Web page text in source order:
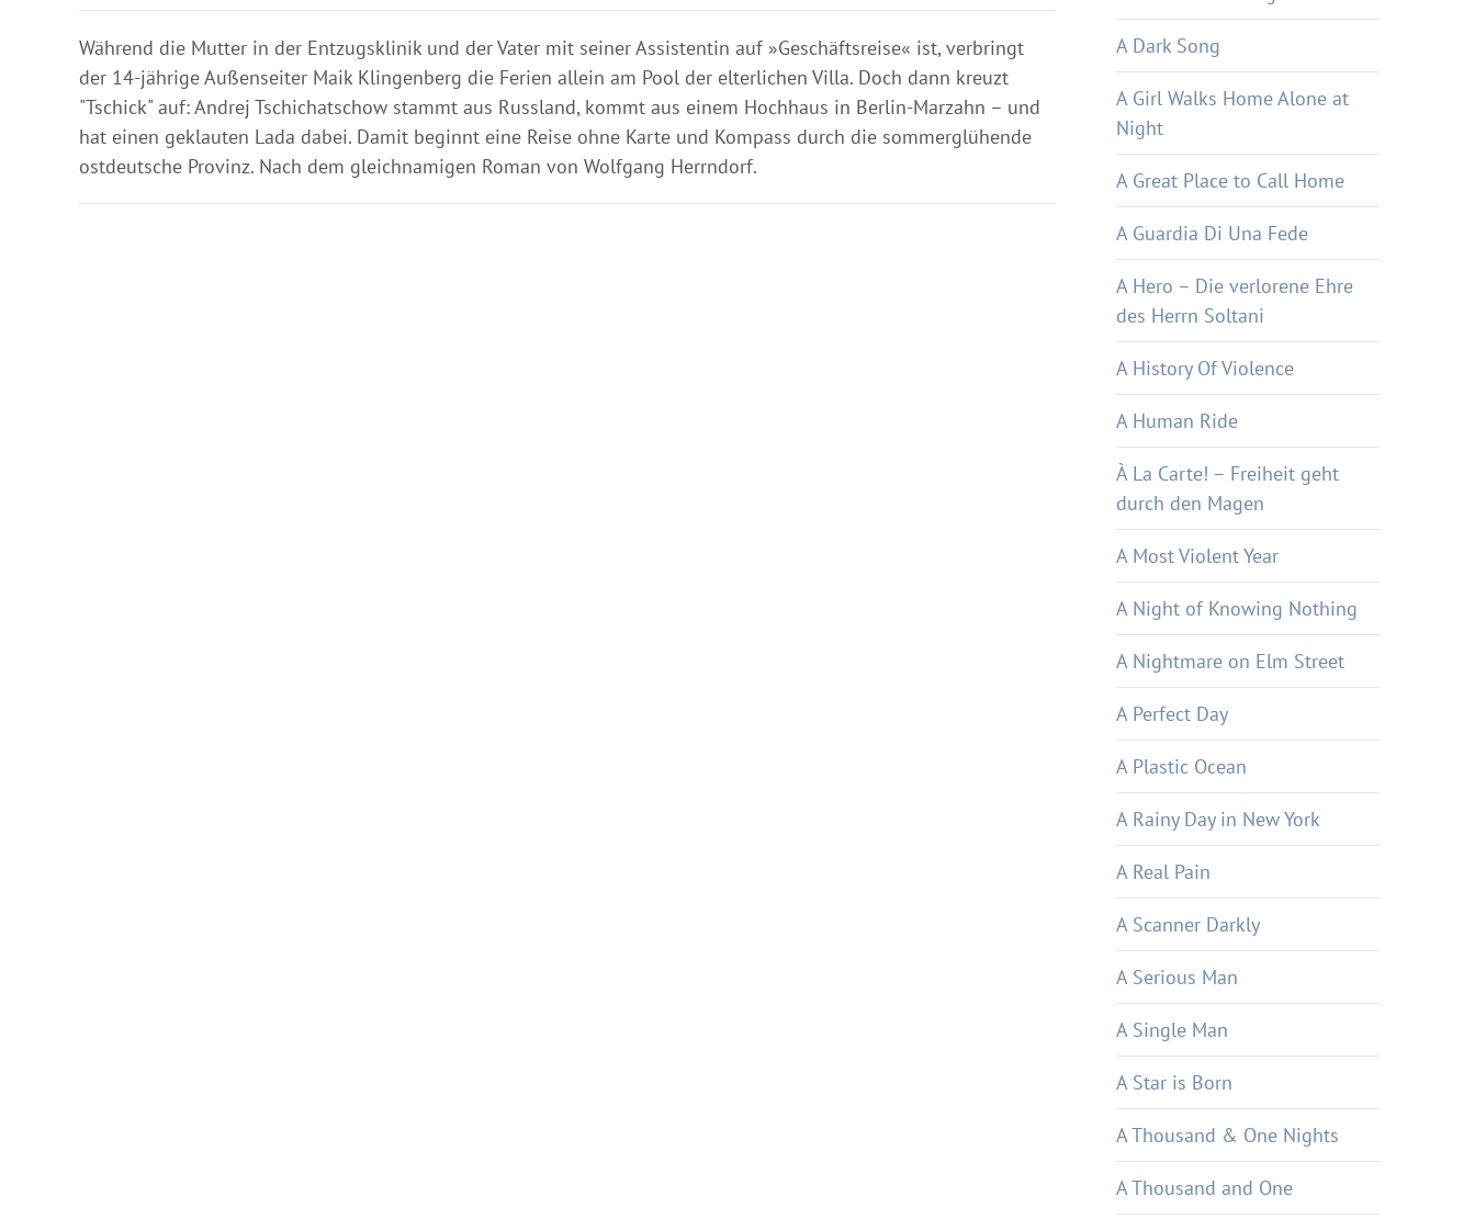
Während die Mutter in der Entzugsklinik und der Vater mit seiner Assistentin auf »Geschäftsreise« ist, verbringt
der 14-jährige Außenseiter Maik Klingenberg die Ferien allein am Pool der elterlichen Villa. Doch dann kreuzt
"Tschick" auf: Andrej Tschichatschow stammt aus Russland, kommt aus einem Hochhaus in Berlin-Marzahn – und
hat einen geklauten Lada dabei. Damit beginnt eine Reise ohne Karte und Kompass durch die sommerglühende
ostdeutsche Provinz. Nach dem gleichnamigen Roman von Wolfgang Herrndorf.
A Dark Song
A Girl Walks Home Alone at
Night
A Great Place to Call Home
A Guardia Di Una Fede
A Hero – Die verlorene Ehre
des Herrn Soltani
A History Of Violence
A Human Ride
À La Carte! – Freiheit geht
durch den Magen
A Most Violent Year
A Night of Knowing Nothing
A Nightmare on Elm Street
A Perfect Day
A Plastic Ocean
A Rainy Day in New York
A Real Pain
A Scanner Darkly
A Serious Man
A Single Man
A Star is Born
A Thousand & One Nights
A Thousand and One